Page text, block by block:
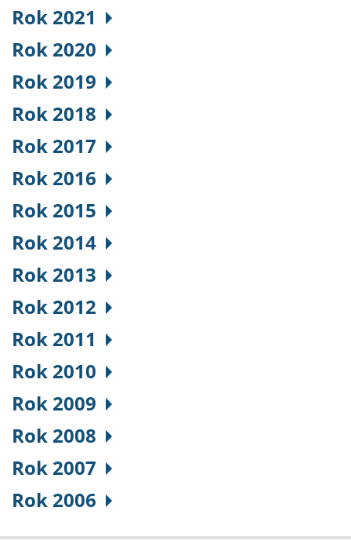
Rok 2021
Rok 2020
Rok 2019
Rok 2018
Rok 2017
Rok 2016
Rok 2015
Rok 2014
Rok 2013
Rok 2012
Rok 2011
Rok 2010
Rok 2009
Rok 2008
Rok 2007
Rok 2006